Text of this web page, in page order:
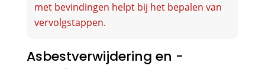
met bevindingen helpt bij het bepalen van
vervolgstappen.
Asbestverwijdering en -